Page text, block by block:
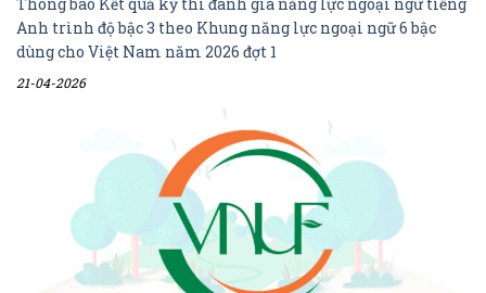
Anh trình độ bậc 3 theo Khung năng lực ngoại ngữ 6 bậc
dùng cho Việt Nam năm 2026 đợt 1
21-04-2026